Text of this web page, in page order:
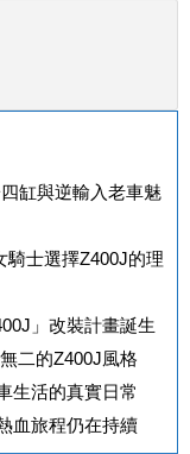
缸與逆輸入老車魅
士選擇Z400J的理
」改裝計畫誕生
二的Z400J風格
生活的真實日常
血旅程仍在持續